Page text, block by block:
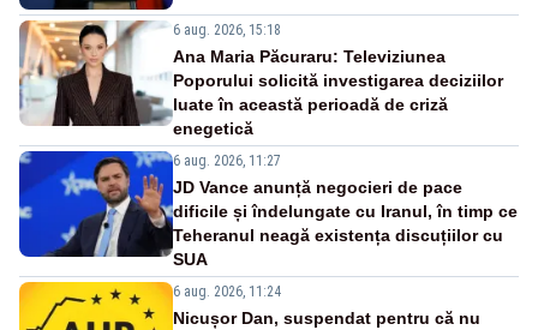
6 aug. 2026, 15:18
Ana Maria Păcuraru: Televiziunea
Poporului solicită investigarea deciziilor
luate în această perioadă de criză
enegetică
6 aug. 2026, 11:27
JD Vance anunță negocieri de pace
dificile și îndelungate cu Iranul, în timp ce
Teheranul neagă existența discuțiilor cu
SUA
6 aug. 2026, 11:24
Nicușor Dan, suspendat pentru că nu